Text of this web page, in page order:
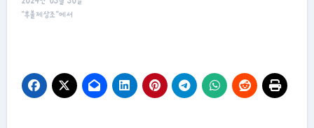
"후불제상조"에서